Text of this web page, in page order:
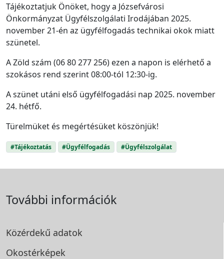
Tájékoztatjuk Önöket, hogy a Józsefvárosi
Önkormányzat Ügyfélszolgálati Irodájában 2025.
november 21-én az ügyfélfogadás technikai okok miatt
szünetel.
A Zöld szám (06 80 277 256) ezen a napon is elérhető a
szokásos rend szerint 08:00-tól 12:30-ig.
A szünet utáni első ügyfélfogadási nap 2025. november
24. hétfő.
Türelmüket és megértésüket köszönjük!
#Tájékoztatás #Ügyfélfogadás #Ügyfélszolgálat
További információk
Közérdekű adatok
Okostérképek